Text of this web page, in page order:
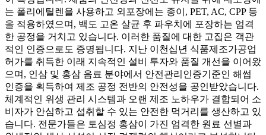
는 폴리에틸렌을 사용하고 외포장에는 종이, PET, AC, CPP 등
을 적용하였으며, 백도 고온 살균 후 파우치에 포장하는 엄격
한 공정을 거치고 있습니다. 이러한 품질에 대한 고집은 객관
적인 인증으로도 증명됩니다. 지난 이천십년 식품제조가공업
허가를 취득한 이래 지속적인 설비 투자와 품질 개선을 이어왔
으며, 인삼 및 홍삼 음료 분야에서 안전관리인증기준인 해썹
인증을 획득하여 제조 공정 전반의 안전성을 공인받았습니다.
체계적인 위생 관리 시스템과 오랜 제조 노하우가 결합되어 소
비자가 안심하고 섭취할 수 있는 안전한 먹거리를 생산하고 있
습니다. 전문가들은 토심정 홍삼이 가진 엄격한 원료 선별과